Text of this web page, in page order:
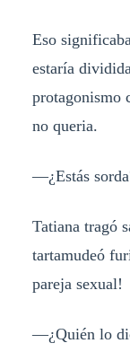
Eso
estaría
protagonismo
no queria.
—¿Estás
Tatiana tragó
tartamudeó
pareja sexual!
—¿Quién lo